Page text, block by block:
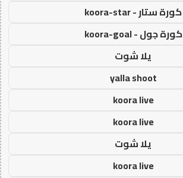
كورة ستار - koora-star
كورة جول - koora-goal
يلا شوت
yalla shoot
koora live
koora live
يلا شوت
koora live